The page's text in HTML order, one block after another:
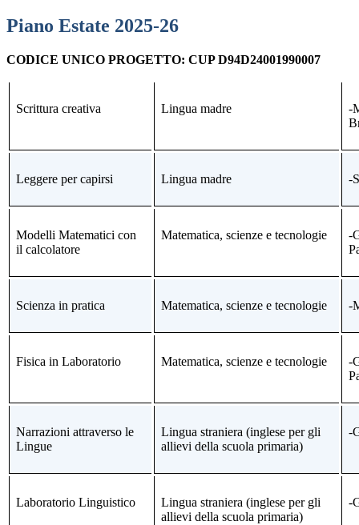
Piano Estate 2025-26
CODICE UNICO PROGETTO: CUP D94D24001990007
Scrittura creativa Lingua madre
-
Leggere per capirsi Lingua madre -
Modelli Matematici con
il calcolatore
Matematica, scienze e tecnologie
-
Scienza in pratica Matematica, scienze e tecnologie -
Fisica in Laboratorio Matematica, scienze e tecnologie
-
Narrazioni attraverso le
Lingue
Lingua straniera (inglese per gli
allievi della scuola primaria)
-
Laboratorio Linguistico
Lingua straniera (inglese per gli
allievi della scuola primaria)
-